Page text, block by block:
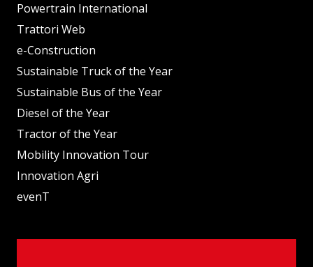
Powertrain International
Trattori Web
e-Construction
Sustainable Truck of the Year
Sustainable Bus of the Year
Diesel of the Year
Tractor of the Year
Mobility Innovation Tour
Innovation Agri
evenT